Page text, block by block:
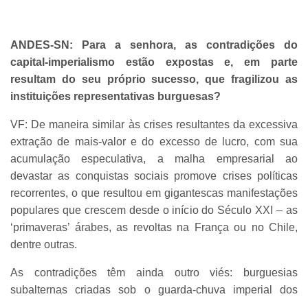
ANDES-SN: Para a senhora, as contradições do
capital-imperialismo estão expostas e, em parte
resultam do seu próprio sucesso, que fragilizou as
instituições representativas burguesas?
VF: De maneira similar às crises resultantes da excessiva
extração de mais-valor e do excesso de lucro, com sua
acumulação especulativa, a malha empresarial ao
devastar as conquistas sociais promove crises políticas
recorrentes, o que resultou em gigantescas manifestações
populares que crescem desde o início do Século XXI – as
‘primaveras’ árabes, as revoltas na França ou no Chile,
dentre outras.
As contradições têm ainda outro viés: burguesias
subalternas criadas sob o guarda-chuva imperial dos